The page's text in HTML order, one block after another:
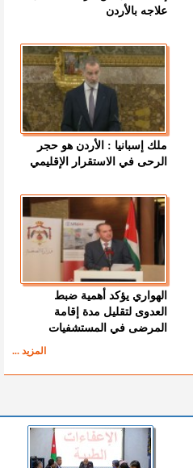
علاجه بالأردن
ملك إسبانيا : الأردن هو حجر
الرحى في الاستقرار الإقليمي
الهواري يؤكد أهمية ضبط
العدوى لتقليل مدة إقامة
المرضى في المستشفيات
المزيد ...